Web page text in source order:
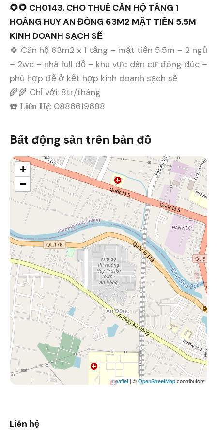
🌻🌻 CH0143. CHO THUÊ CĂN HỘ TẦNG 1
HOÀNG HUY AN ĐỒNG 63M2 MẶT TIỀN 5.5M
KINH DOANH SẠCH SẼ
🍀 Căn hộ 63m2 x 1 tầng – mặt tiền 5.5m – 2 ngủ
– 2wc – nhà full đồ – khu vực dân cư đông đúc –
phù hợp để ở kết hợp kinh doanh sạch sẽ
🌾🌾 Chỉ với: 8tr/tháng
☎️ 𝐋𝐢𝐞̂𝐧 𝐇𝐞̣̂: 0886619688
Bất động sản trên bản đồ
+
−
Leaflet | ©OpenStreetMapcontributors
Liên hệ